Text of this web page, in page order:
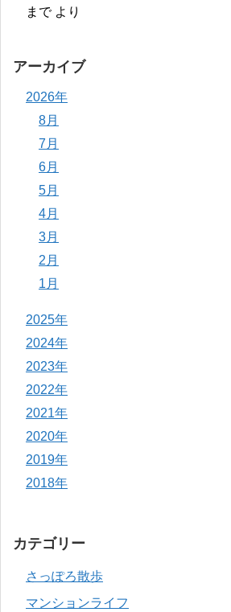
までより
アーカイブ
2026年
8月
7月
6月
5月
4月
3月
2月
1月
2025年
2024年
2023年
2022年
2021年
2020年
2019年
2018年
カテゴリー
さっぽろ散歩
マンションライフ